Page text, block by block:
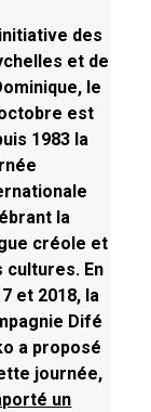
des
et de
le
est
1983 la
la
créole et
cultures. En
et 2018, la
Difé
a proposé
journée,
un